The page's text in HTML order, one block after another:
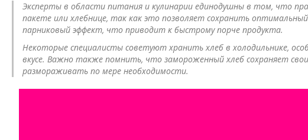
Эксперты в области питания и кулинарии единодушны в том, что
пакете или хлебнице, так как это позволяет сохранить
парниковый эффект, что приводит к быстрому порче продукта.
Некоторые специалисты советуют хранить хлеб в холодильнике,
вкусе. Важно также помнить, что замороженный хлеб сохраняет
размораживать по мере необходимости.